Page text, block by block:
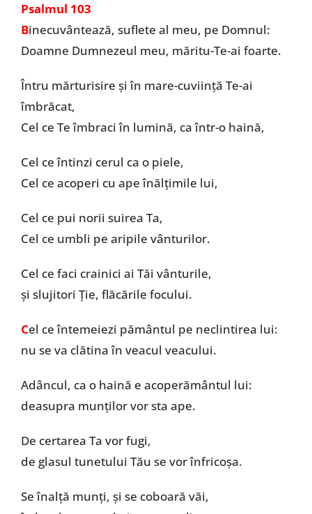
Psalmul 103
Binecuvântează, suflete al meu, pe Domnul:
Doamne Dumnezeul meu, măritu-Te-ai foarte.
Întru mărturisire și în mare-cuviință Te-ai
îmbrăcat,
Cel ce Te îmbraci în lumină, ca într-o haină,
Cel ce întinzi cerul ca o piele,
Cel ce acoperi cu ape înălțimile lui,
Cel ce pui norii suirea Ta,
Cel ce umbli pe aripile vânturilor.
Cel ce faci crainici ai Tăi vânturile,
și slujitori Ție, flăcările focului.
Cel ce întemeiezi pământul pe neclintirea lui:
nu se va clătina în veacul veacului.
Adâncul, ca o haină e acoperământul lui:
deasupra munților vor sta ape.
De certarea Ta vor fugi,
de glasul tunetului Tău se vor înfricoșa.
Se înalță munți, și se coboară văi,